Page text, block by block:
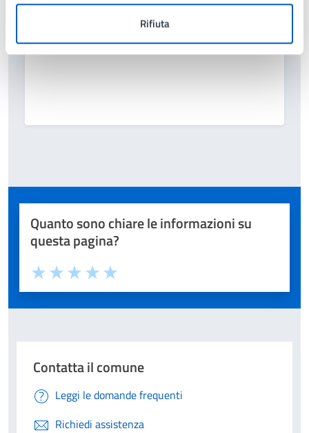
Rifiuta
Quanto sono chiare le informazioni su
questa pagina?
Valuta 5 stelle su 5
Valuta 4 stelle su 5
Valuta 3 stelle su 5
Valuta 2 stelle su 5
Valuta 1 stelle su 5
Contatta il comune
Leggi le domande frequenti
Richiedi assistenza